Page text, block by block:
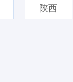
陕西